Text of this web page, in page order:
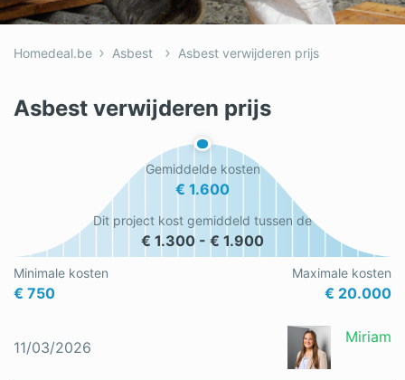
Hovenier
Isolatie
Loodgieter
Rolluiken
Schilder
Schrijnwerker
Homedeal.be Asbest Asbest verwijderen prijs
Asbest verwijderen prijs
Minimale kosten
€ 750
Gemiddelde kosten
€ 1.600
Maximale kosten
€ 20.000
Dit project kost gemiddeld tussen de
€ 1.300 - € 1.900
11/03/2026
Miriam